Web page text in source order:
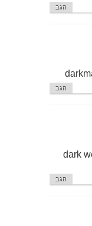
הגב
הגב
dark
הגב